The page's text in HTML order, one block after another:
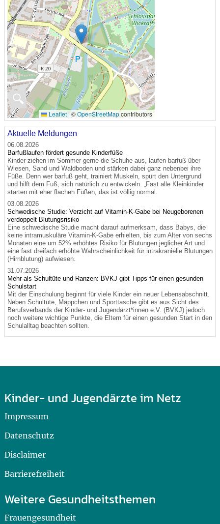
🔍
Leaflet | ©OpenStreetMapcontributors
Aktuelle Meldungen
06.08.2026
Barfußlaufen fördert gesunde Kinderfüße
Kinder ziehen im Sommer gerne die Schuhe aus, laufen barfuß über
Wiesen, Sand und Waldboden und stärken dabei ganz nebenbei ihre
Füße. Denn wer barfuß geht, trainiert Muskeln, spürt den Untergrund
und hilft dem Fuß, sich natürlich zu entwickeln. „Fast alle Kleinkinder
starten mit eher flachen Füßen, das ist völlig normal.
03.08.2026
Schwedische Studie: Verzicht auf Vitamin-K-Gabe bei Neugeborenen
verdoppelt Blutungsrisiko
Eine schwedische Studie macht darauf aufmerksam, dass Babys, die
keine intramuskuläre Vitamin-K-Gabe erhielten, bis zum Alter von sechs
Monaten eine um 52% erhöhtes Risiko für Blutungen jeglicher Art und
eine fast dreifach erhöhte Wahrscheinlichkeit für intrakranielle Blutungen
(Hirnblutung) aufwiesen.
31.07.2026
Mehr als Schultüte und Ranzen: BVKJ gibt Tipps für einen gesunden
Schulstart
Mit der Einschulung beginnt für viele Kinder ein neuer Lebensabschnitt.
Neben Schultüte, Mäppchen und Sporttasche gibt es aus Sicht des
Berufsverbands der Kinder- und Jugendärzt*innen e.V. (BVKJ) jedoch
noch weitere wichtige Punkte, die Eltern für einen gesunden Start in den
Schulalltag beachten sollten.
Kinder- und Jugendärzte im Netz
Impressum
Datenschutz
Disclaimer
Barrierefreiheit
Weitere Gesundheitsthemen
Frauengesundheit